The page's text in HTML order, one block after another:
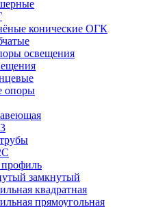
конические ОГК
освещения
опоры
замкнутый
квадратная
прямоугольная